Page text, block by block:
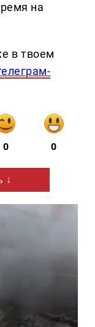
на
в твоем
0 0
↓